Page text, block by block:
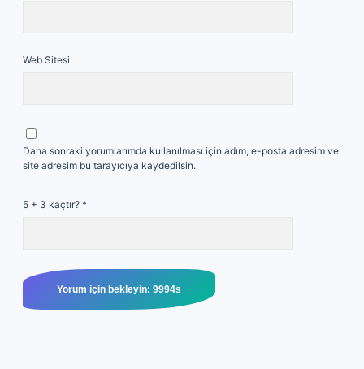
Web Sitesi
Daha sonraki yorumlarımda kullanılması için adım, e-posta adresim ve
site adresim bu tarayıcıya kaydedilsin.
5 + 3 kaçtır? *